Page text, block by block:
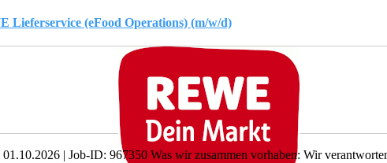
Lieferservice (eFood Operations) (m/w/d)
| Job-ID: 967350 Was wir zusammen vorhaben: Wir